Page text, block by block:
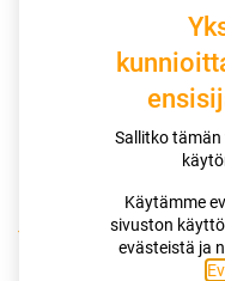
Kauppa
195/50R16 88V
Sallitko tämän
Käytämme
sivuston
evästeistä ja